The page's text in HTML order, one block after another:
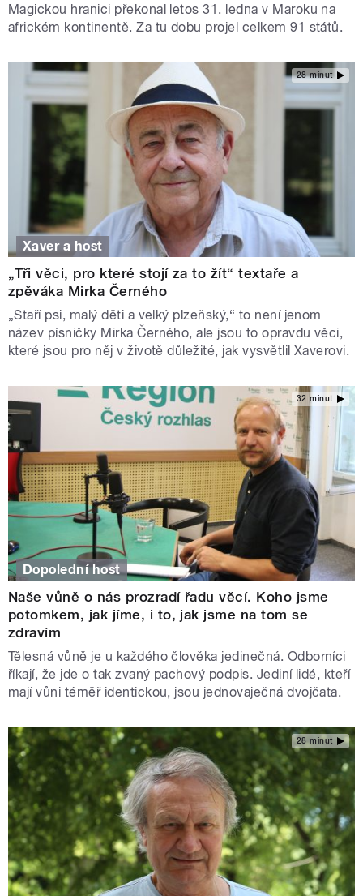
Magickou hranici překonal letos 31. ledna v Maroku na
africkém kontinentě. Za tu dobu projel celkem 91 států.
28 minut
Xaver a host
„Tři věci, pro které stojí za to žít“ textaře a
zpěváka Mirka Černého
„Staří psi, malý děti a velký plzeňský,“ to není jenom
název písničky Mirka Černého, ale jsou to opravdu věci,
které jsou pro něj v životě důležité, jak vysvětlil Xaverovi.
32 minut
Dopolední host
Naše vůně o nás prozradí řadu věcí. Koho jsme
potomkem, jak jíme, i to, jak jsme na tom se
zdravím
Tělesná vůně je u každého člověka jedinečná. Odborníci
říkají, že jde o tak zvaný pachový podpis. Jediní lidé, kteří
mají vůni téměř identickou, jsou jednovaječná dvojčata.
28 minut